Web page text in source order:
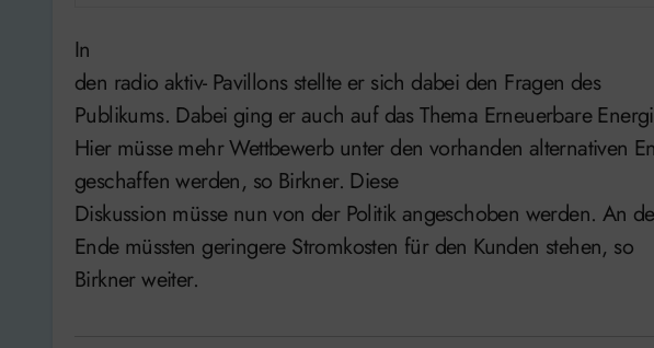
In
den radio aktiv- Pavillons stellte er sich dabei den Fragen des
Publikums. Dabei ging er auch auf das Thema Erneuerbare
Hier müsse mehr Wettbewerb unter den vorhanden alternativen
geschaffen werden, so Birkner. Diese
Diskussion müsse nun von der Politik angeschoben werden. An
Ende müssten geringere Stromkosten für den Kunden stehen, so
Birkner weiter.